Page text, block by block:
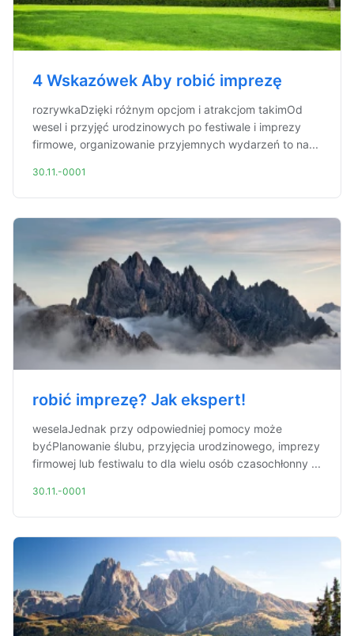
4 Wskazówek Aby robić imprezę
rozrywkaDzięki różnym opcjom i atrakcjom takimOd
wesel i przyjęć urodzinowych po festiwale i imprezy
firmowe, organizowanie przyjemnych wydarzeń to na...
30.11.-0001
robić imprezę? Jak ekspert!
weselaJednak przy odpowiedniej pomocy może
byćPlanowanie ślubu, przyjęcia urodzinowego, imprezy
firmowej lub festiwalu to dla wielu osób czasochłonny ...
30.11.-0001